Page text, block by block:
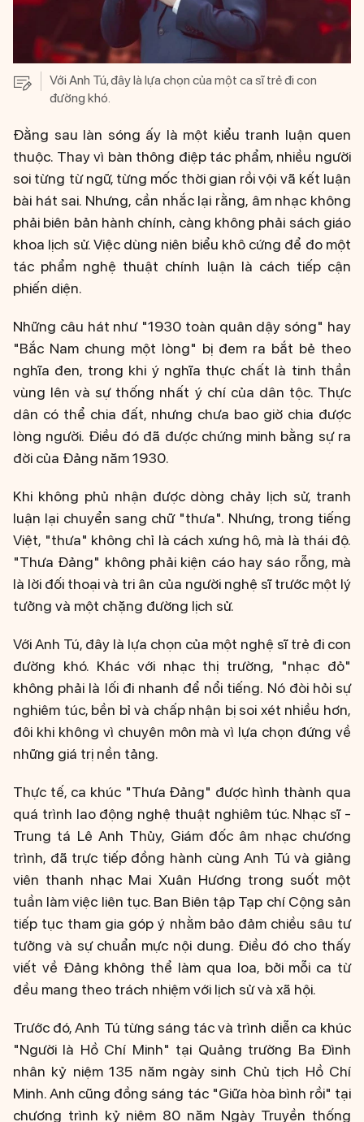
Với Anh Tú, đây là lựa chọn của một ca sĩ trẻ đi con
đường khó.
Đằng sau làn sóng ấy là một kiểu tranh luận quen
thuộc. Thay vì bàn thông điệp tác phẩm, nhiều người
soi từng từ ngữ, từng mốc thời gian rồi vội vã kết luận
bài hát sai. Nhưng, cần nhắc lại rằng, âm nhạc không
phải biên bản hành chính, càng không phải sách giáo
khoa lịch sử. Việc dùng niên biểu khô cứng để đo một
tác phẩm nghệ thuật chính luận là cách tiếp cận
phiến diện.
Những câu hát như "1930 toàn quân dậy sóng" hay
"Bắc Nam chung một lòng" bị đem ra bắt bẻ theo
nghĩa đen, trong khi ý nghĩa thực chất là tinh thần
vùng lên và sự thống nhất ý chí của dân tộc. Thực
dân có thể chia đất, nhưng chưa bao giờ chia được
lòng người. Điều đó đã được chứng minh bằng sự ra
đời của Đảng năm 1930.
Khi không phủ nhận được dòng chảy lịch sử, tranh
luận lại chuyển sang chữ "thưa". Nhưng, trong tiếng
Việt, "thưa" không chỉ là cách xưng hô, mà là thái độ.
"Thưa Đảng" không phải kiện cáo hay sáo rỗng, mà
là lời đối thoại và tri ân của người nghệ sĩ trước một lý
tưởng và một chặng đường lịch sử.
Với Anh Tú, đây là lựa chọn của một nghệ sĩ trẻ đi con
đường khó. Khác với nhạc thị trường, "nhạc đỏ"
không phải là lối đi nhanh để nổi tiếng. Nó đòi hỏi sự
nghiêm túc, bền bỉ và chấp nhận bị soi xét nhiều hơn,
đôi khi không vì chuyên môn mà vì lựa chọn đứng về
những giá trị nền tảng.
Thực tế, ca khúc "Thưa Đảng" được hình thành qua
quá trình lao động nghệ thuật nghiêm túc. Nhạc sĩ -
Trung tá Lê Anh Thủy, Giám đốc âm nhạc chương
trình, đã trực tiếp đồng hành cùng Anh Tú và giảng
viên thanh nhạc Mai Xuân Hương trong suốt một
tuần làm việc liên tục. Ban Biên tập Tạp chí Cộng sản
tiếp tục tham gia góp ý nhằm bảo đảm chiều sâu tư
tưởng và sự chuẩn mực nội dung. Điều đó cho thấy
viết về Đảng không thể làm qua loa, bởi mỗi ca từ
đều mang theo trách nhiệm với lịch sử và xã hội.
Trước đó, Anh Tú từng sáng tác và trình diễn ca khúc
"Người là Hồ Chí Minh" tại Quảng trường Ba Đình
nhân kỷ niệm 135 năm ngày sinh Chủ tịch Hồ Chí
Minh. Anh cũng đồng sáng tác "Giữa hòa bình rồi" tại
chương trình kỷ niệm 80 năm Ngày Truyền thống